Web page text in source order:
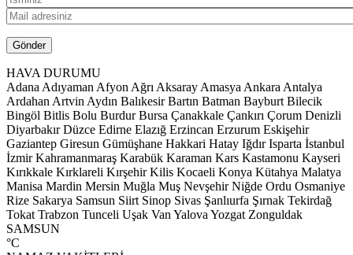
HAVA DURUMU
Adana Adıyaman Afyon Ağrı Aksaray Amasya Ankara Antalya
Ardahan Artvin Aydın Balıkesir Bartın Batman Bayburt Bilecik
Bingöl Bitlis Bolu Burdur Bursa Çanakkale Çankırı Çorum Denizli
Diyarbakır Düzce Edirne Elazığ Erzincan Erzurum Eskişehir
Gaziantep Giresun Gümüşhane Hakkari Hatay Iğdır Isparta İstanbul
İzmir Kahramanmaraş Karabük Karaman Kars Kastamonu Kayseri
Kırıkkale Kırklareli Kırşehir Kilis Kocaeli Konya Kütahya Malatya
Manisa Mardin Mersin Muğla Muş Nevşehir Niğde Ordu Osmaniye
Rize Sakarya Samsun Siirt Sinop Sivas Şanlıurfa Şırnak Tekirdağ
Tokat Trabzon Tunceli Uşak Van Yalova Yozgat Zonguldak
SAMSUN
°C